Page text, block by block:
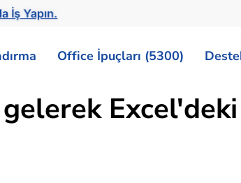
İş Yapın.
Office İpuçları (5300)